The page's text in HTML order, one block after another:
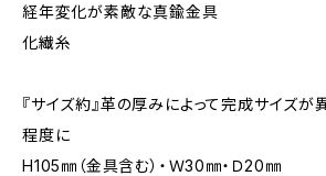
経年変化が素敵な真鍮金具
化繊糸
『サイズ約』革の厚みによって完成サイズ
程度に
H105㎜（金具含む）・Ｗ30㎜・Ｄ20㎜